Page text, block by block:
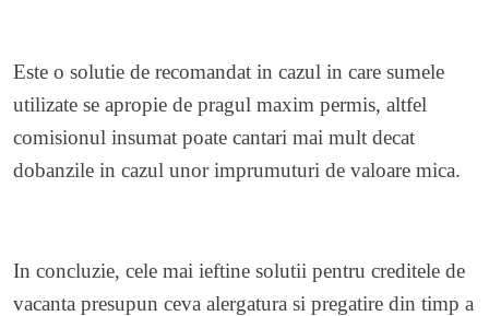
Este o solutie de recomandat in cazul in care sumele
utilizate se apropie de pragul maxim permis, altfel
comisionul insumat poate cantari mai mult decat
dobanzile in cazul unor imprumuturi de valoare mica.
In concluzie, cele mai ieftine solutii pentru creditele de
vacanta presupun ceva alergatura si pregatire din timp a